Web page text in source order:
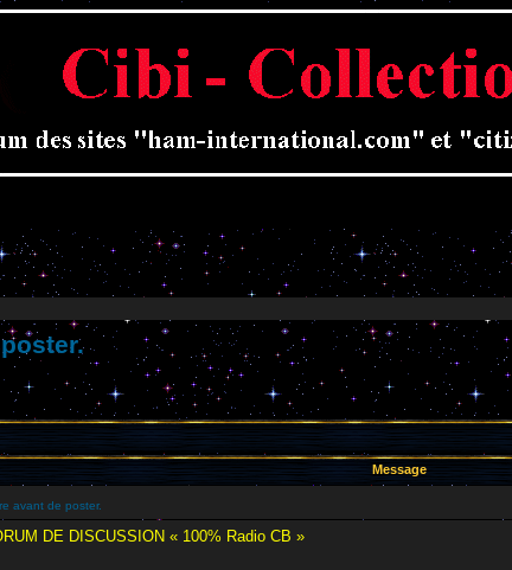
Message
avant de poster.
DE DISCUSSION « 100% Radio CB »